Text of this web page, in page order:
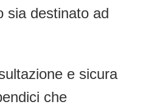
sia destinato ad
e sicura
che